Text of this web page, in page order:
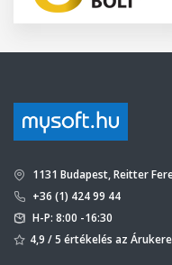
1131 Budapest, Reitter
+36 (1) 424 99 44
H-P: 8:00 -16:30
4,9 / 5 értékelés az